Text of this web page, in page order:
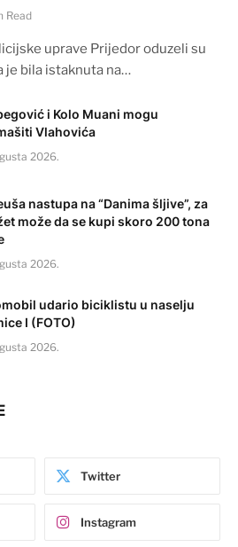
Read
uprave Prijedor oduzeli su
je bila istaknuta na…
i Kolo Muani mogu
Vlahovića
2026.
nastupa na “Danima šljive”, za
može da se kupi skoro 200 tona
2026.
udario biciklistu u naselju
I (FOTO)
2026.
Twitter
Instagram